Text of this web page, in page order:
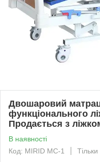
Двошаровий
функціонального
Продається з
В наявності
Код: MIRID МС-1